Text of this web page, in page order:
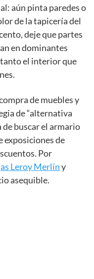
aún pinta paredes o
de la tapicería del
deje que partes
en dominantes
tanto el interior que
de muebles y
de “alternativa
de buscar el armario
exposiciones de
Por
Leroy Merlíny
asequible.